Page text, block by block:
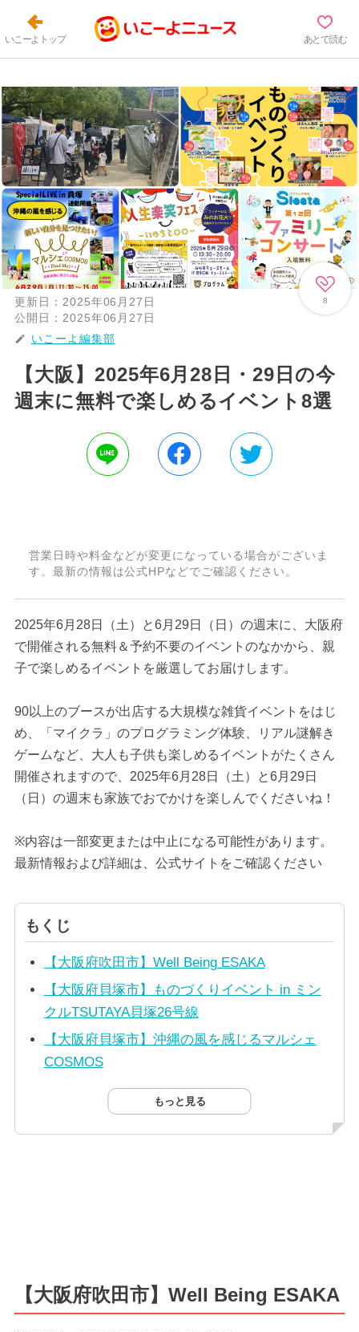
いこーよトップ あとで読む
8
更新日： 2025年06月27日
公開日： 2025年06月27日
いこーよ編集部
【大阪】2025年6月28日・29日の今
週末に無料で楽しめるイベント8選
営業日時や料金などが変更になっている場合がございま
す。最新の情報は公式HPなどでご確認ください。
2025年6月28日（土）と6月29日（日）の週末に、大阪府
で開催される無料＆予約不要のイベントのなかから、親
子で楽しめるイベントを厳選してお届けします。
90以上のブースが出店する大規模な雑貨イベントをはじ
め、「マイクラ」のプログラミング体験、リアル謎解き
ゲームなど、大人も子供も楽しめるイベントがたくさん
開催されますので、2025年6月28日（土）と6月29日
（日）の週末も家族でおでかけを楽しんでくださいね！
※内容は一部変更または中止になる可能性があります。
最新情報および詳細は、公式サイトをご確認ください
もくじ
【大阪府吹田市】Well Being ESAKA
【大阪府貝塚市】ものづくりイベント in ミン
クルTSUTAYA貝塚26号線
【大阪府貝塚市】沖縄の風を感じるマルシェ
COSMOS
もっと見る
【大阪府吹田市】Well Being ESAKA